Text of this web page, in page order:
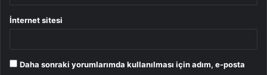
İnternet sitesi
Daha sonraki yorumlarımda kullanılması için adım, e-posta